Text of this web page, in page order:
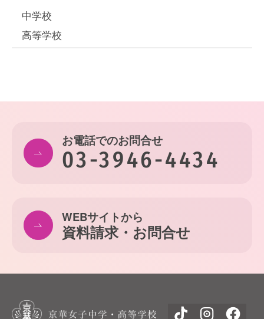
中学校
高等学校
お電話でのお問合せ
03-3946-4434
WEBサイトから
資料請求・お問合せ